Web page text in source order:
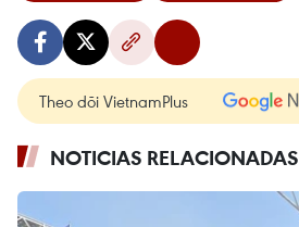
Theo dõi VietnamPlus
NOTICIAS RELACIONADAS